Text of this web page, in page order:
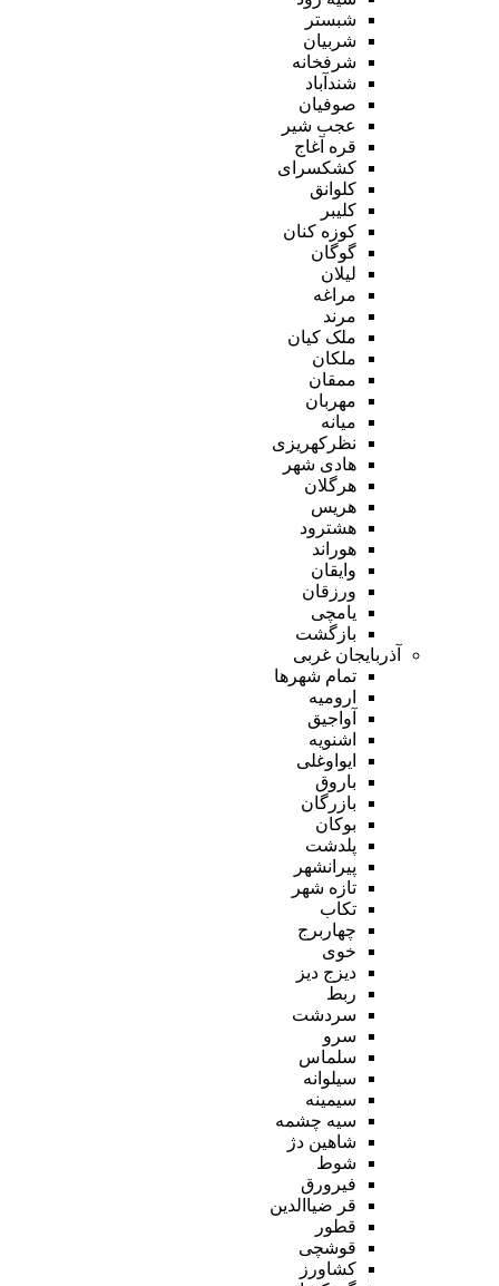
شبستر
شربیان
شرفخانه
شندآباد
صوفیان
عجب شیر
قره آغاج
کشکسرای
کلوانق
کلیبر
کوزه کنان
گوگان
لیلان
مراغه
مرند
ملک کیان
ملکان
ممقان
مهربان
میانه
نظرکهریزی
هادی شهر
هرگلان
هریس
هشترود
هوراند
وایقان
ورزقان
یامچی
بازگشت
آذربایجان غربی
تمام شهر‌ها
ارومیه
آواجیق
اشنویه
ایواوغلی
باروق
بازرگان
بوکان
پلدشت
پیرانشهر
تازه شهر
تکاب
چهاربرج
خوی
دیزج دیز
ربط
سردشت
سرو
سلماس
سیلوانه
سیمینه
سیه چشمه
شاهین دژ
شوط
فیرورق
قر ضیاالدین
قطور
قوشچی
کشاورز